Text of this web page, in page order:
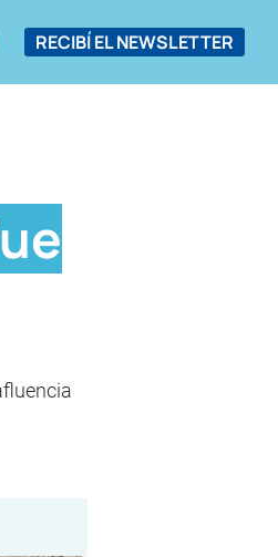
RECIBÍ EL NEWSLETTER